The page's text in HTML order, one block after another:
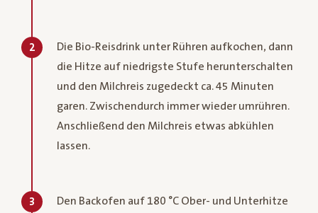
2
Die Bio-Reisdrink unter Rühren aufkochen, dann
die Hitze auf niedrigste Stufe herunterschalten
und den Milchreis zugedeckt ca. 45 Minuten
garen. Zwischendurch immer wieder umrühren.
Anschließend den Milchreis etwas abkühlen
lassen.
3
Den Backofen auf 180 °C Ober- und Unterhitze